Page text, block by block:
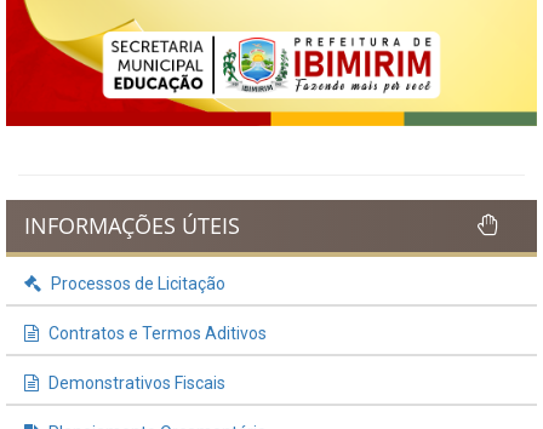
INFORMAÇÕES ÚTEIS
Processos de Licitação
Contratos e Termos Aditivos
Demonstrativos Fiscais